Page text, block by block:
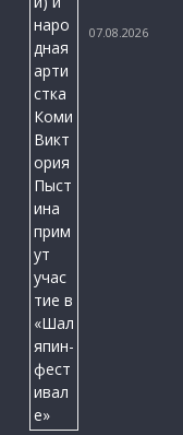
07.08.2026